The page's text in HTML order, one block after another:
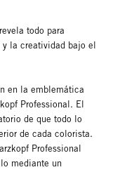
todo para
y la creatividad bajo el
en la emblemática
Professional. El
de que todo lo
de cada colorista.
Professional
mediante un